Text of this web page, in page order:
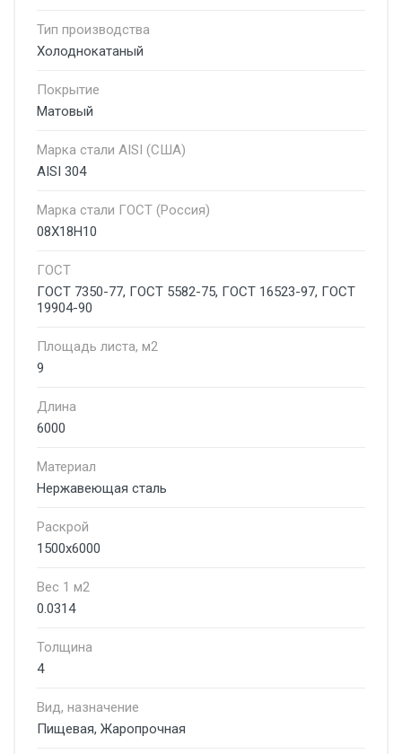
Тип производства
Холоднокатаный
Покрытие
Матовый
Марка стали AISI (США)
AISI 304
Марка стали ГОСТ (Россия)
08Х18Н10
ГОСТ
ГОСТ 7350-77, ГОСТ 5582-75, ГОСТ 16523-97, ГОСТ
19904-90
Площадь листа, м2
9
Длина
6000
Материал
Нержавеющая сталь
Раскрой
1500х6000
Вес 1 м2
0.0314
Толщина
4
Вид, назначение
Пищевая, Жаропрочная